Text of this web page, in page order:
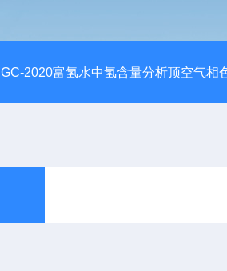
GC-2020富氢水中氢含量分析顶空气相